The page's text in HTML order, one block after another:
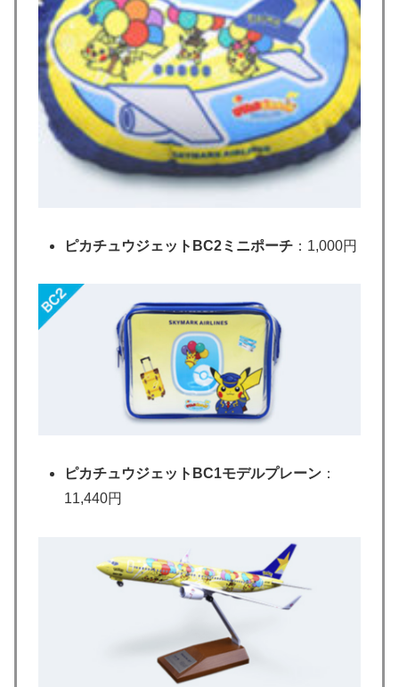
ピカチュウジェットBC2ミニポーチ ：1,000円
ピカチュウジェットBC1モデルプレーン ：
11,440円